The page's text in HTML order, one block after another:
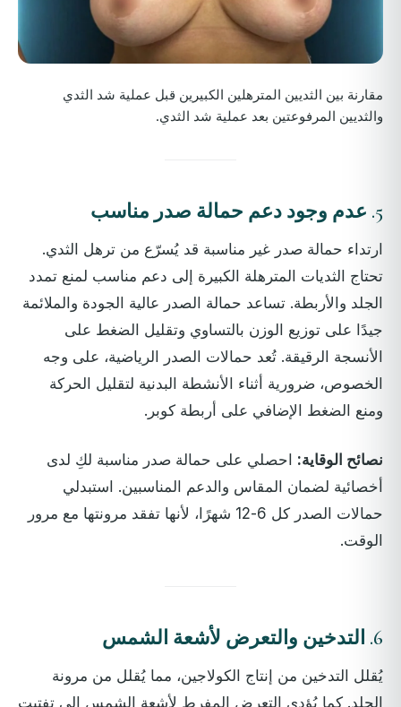
مقارنة بين الثديين المترهلين الكبيرين قبل عملية شد الثدي
والثديين المرفوعتين بعد عملية شد الثدي.
5. عدم وجود دعم حمالة صدر مناسب
ارتداء حمالة صدر غير مناسبة قد يُسرّع من ترهل الثدي.
تحتاج الثديات المترهلة الكبيرة إلى دعم مناسب لمنع تمدد
الجلد والأربطة. تساعد حمالة الصدر عالية الجودة والملائمة
جيدًا على توزيع الوزن بالتساوي وتقليل الضغط على
الأنسجة الرقيقة. تُعد حمالات الصدر الرياضية، على وجه
الخصوص، ضرورية أثناء الأنشطة البدنية لتقليل الحركة
ومنع الضغط الإضافي على أربطة كوبر.
نصائح الوقاية: احصلي على حمالة صدر مناسبة لكِ لدى
أخصائية لضمان المقاس والدعم المناسبين. استبدلي
حمالات الصدر كل 6-12 شهرًا، لأنها تفقد مرونتها مع مرور
الوقت.
6. التدخين والتعرض لأشعة الشمس
يُقلل التدخين من إنتاج الكولاجين، مما يُقلل من مرونة
الجلد. كما يُؤدي التعرض المفرط لأشعة الشمس إلى تفتيت